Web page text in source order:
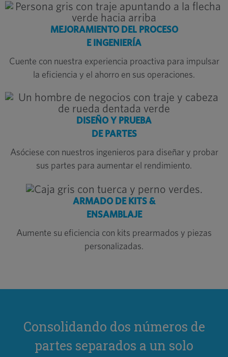
MEJORAMIENTO DEL PROCESO
E INGENIERÍA
Cuente con nuestra experiencia proactiva para impulsar
la eficiencia y el ahorro en sus operaciones.
DISEÑO Y PRUEBA
DE PARTES
Asóciese con nuestros ingenieros para diseñar y probar
sus partes para aumentar el rendimiento.
ARMADO DE KITS &
ENSAMBLAJE
Aumente su eficiencia con kits prearmados y piezas
personalizadas.
Consolidando dos números de
partes separados a un solo